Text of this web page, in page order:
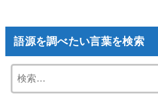
語源を調べたい言葉を検索
索: